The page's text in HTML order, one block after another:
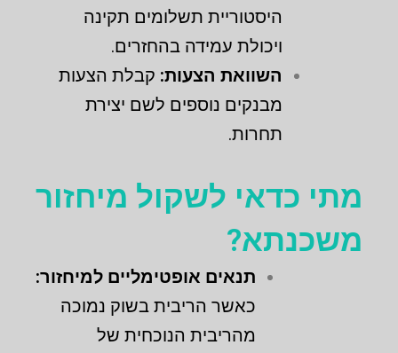
היסטוריית תשלומים תקינה
ויכולת עמידה בהחזרים.
השוואת הצעות: קבלת הצעות
מבנקים נוספים לשם יצירת
תחרות.
מתי כדאי לשקול מיחזור
משכנתא?
תנאים אופטימליים למיחזור:
כאשר הריבית בשוק נמוכה
מהריבית הנוכחית של